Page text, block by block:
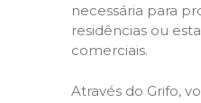
necessária para
residências ou
comerciais.
Através do Grifo,